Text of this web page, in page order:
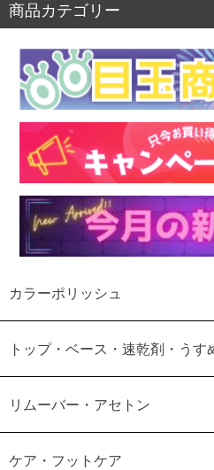
商品カテゴリー
カラーポリッシュ
トップ・ベース・速乾剤・うす
リムーバー・アセトン
ケア・フットケア